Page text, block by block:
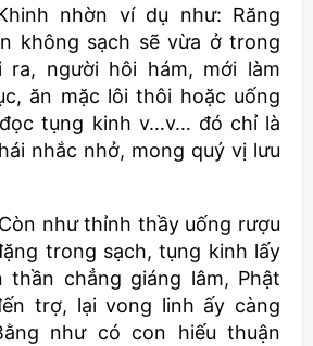
nhờn ví dụ như: Răng
không sạch sẽ vừa ở trong
ra, người hôi hám, mới làm
ăn mặc lôi thôi hoặc uống
tụng kinh v…v… đó chỉ là
nhắc nhở, mong quý vị lưu
như thỉnh thầy uống rượu
trong sạch, tụng kinh lấy
thần chẳng giáng lâm, Phật
trợ, lại vong linh ấy càng
như có con hiếu thuận